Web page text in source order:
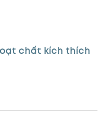
chất kích thích